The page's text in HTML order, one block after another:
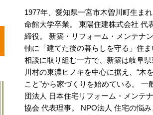
1977年、愛知県一宮市木曽川町生ま
命館大学卒業。 東陽住建株式会社 代
締役。 新築・リフォーム・メンテナ
軸に「建てた後の暮らしを守る」住
相談に取り組む一方で、新築は岐阜県
川村の東濃ヒノキを中心に据え、“木
こと”から家づくりを始めている。 一
団法人 日本住宅リフォーム・メンテ
協会 代表理事。 NPO法人 住宅の悩み